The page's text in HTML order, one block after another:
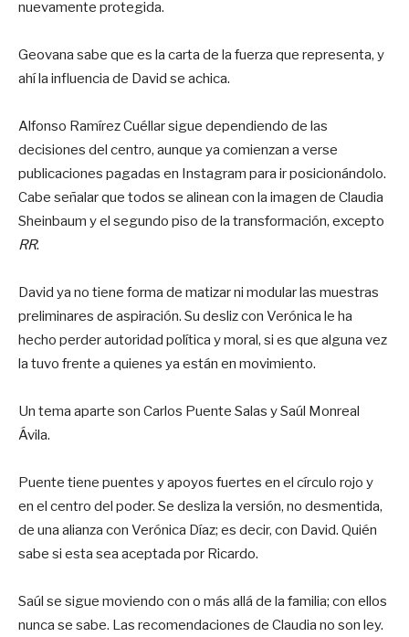
nuevamente protegida.
Geovana sabe que es la carta de la fuerza que representa, y
ahí la influencia de David se achica.
Alfonso Ramírez Cuéllar sigue dependiendo de las
decisiones del centro, aunque ya comienzan a verse
publicaciones pagadas en Instagram para ir posicionándolo.
Cabe señalar que todos se alinean con la imagen de Claudia
Sheinbaum y el segundo piso de la transformación, excepto
RR.
David ya no tiene forma de matizar ni modular las muestras
preliminares de aspiración. Su desliz con Verónica le ha
hecho perder autoridad política y moral, si es que alguna vez
la tuvo frente a quienes ya están en movimiento.
Un tema aparte son Carlos Puente Salas y Saúl Monreal
Ávila.
Puente tiene puentes y apoyos fuertes en el círculo rojo y
en el centro del poder. Se desliza la versión, no desmentida,
de una alianza con Verónica Díaz; es decir, con David. Quién
sabe si esta sea aceptada por Ricardo.
Saúl se sigue moviendo con o más allá de la familia; con ellos
nunca se sabe. Las recomendaciones de Claudia no son ley.